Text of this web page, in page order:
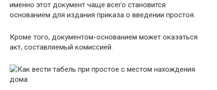
именно этот документ чаще всего становится
основанием для издания приказа о введении простоя.
Кроме того, документом-основанием может оказаться
акт, составляемый комиссией.